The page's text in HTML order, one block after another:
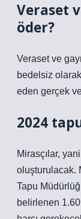
Veraset
öder?
Veraset ve
bedelsiz
eden gerçek
2024
Mirasçılar,
oluşturulacak.
Tapu
belirlenen